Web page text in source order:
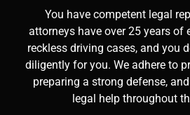
You have competent legal
attorneys have over 25 years of
reckless driving cases, and you
diligently for you. We adhere to
preparing a strong defense,
legal help throughout